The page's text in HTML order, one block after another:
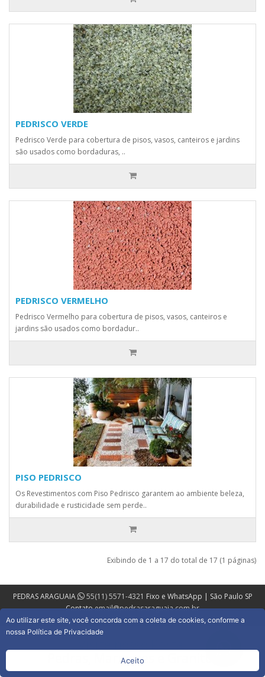
PEDRISCO VERDE
Pedrisco Verde para cobertura de pisos, vasos, canteiros e jardins
são usados como bordaduras, ..
PEDRISCO VERMELHO
Pedrisco Vermelho para cobertura de pisos, vasos, canteiros e
jardins são usados como bordadur..
PISO PEDRISCO
Os Revestimentos com Piso Pedrisco garantem ao ambiente beleza,
durabilidade e rusticidade sem perde..
Exibindo de 1 a 17 do total de 17 (1 páginas)
PEDRAS ARAGUAIA 55(11) 5571-4321 Fixo e WhatsApp | São Paulo SP
Contatoemail@pedrasaraguaia.com.br
Pedras, Marmores e Granitos
Ao utilizar este site, você concorda com a coleta de cookies, conforme a
nossa Política de Privacidade
Aceito